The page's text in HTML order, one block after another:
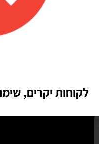
הזמנתי בלונים כדי לעצב קשת
מהר מהמצופה!! הכל באיכות
שיהיו!! התמונות מדברות בעד
לקוחות יקרים,